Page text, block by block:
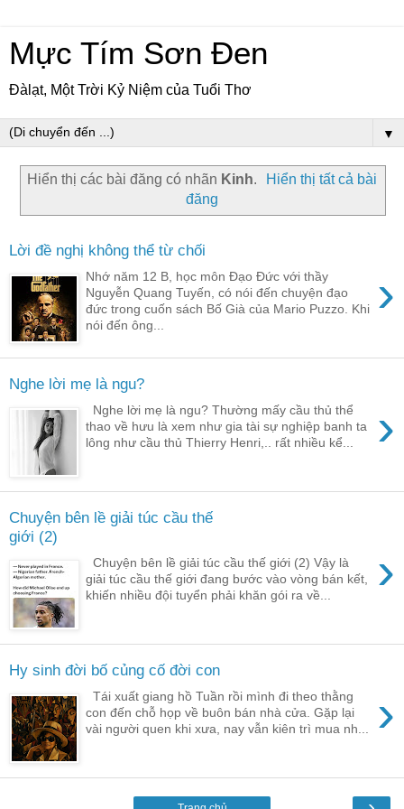
Mực Tím Sơn Đen
Đàlạt, Một Trời Kỷ Niệm của Tuổi Thơ
▼
Hiển thị các bài đăng có nhãn Kinh.
Hiển thị tất cả bài
đăng
Lời đề nghị không thể từ chối
›
Nhớ năm 12 B, học môn Đạo Đức với thầy
Nguyễn Quang Tuyến, có nói đến chuyện đạo
đức trong cuốn sách Bố Già của Mario Puzzo. Khi
nói đến ông...
Nghe lời mẹ là ngu?
›
Nghe lời mẹ là ngu? Thường mấy cầu thủ thể
thao về hưu là xem như gia tài sự nghiệp banh ta
lông như cầu thủ Thierry Henri,.. rất nhiều kể...
Chuyện bên lề giải túc cầu thế
giới (2)
›
Chuyện bên lề giải túc cầu thế giới (2) Vậy là
giải túc cầu thế giới đang bước vào vòng bán kết,
khiến nhiều đội tuyển phải khăn gói ra về...
Hy sinh đời bố củng cố đời con
›
Tái xuất giang hồ Tuần rồi mình đi theo thằng
con đến chỗ họp về buôn bán nhà cửa. Gặp lại
vài người quen khi xưa, nay vẫn kiên trì mua nh...